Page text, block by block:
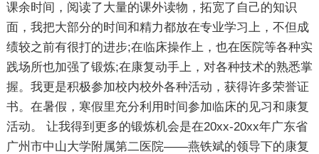
课余时间，阅读了大量的课外读物，拓宽了自己的知识
面，我把大部分的时间和精力都放在专业学习上，不但成
绩较之前有很打的进步;在临床操作上，也在医院等各种实
践场所也加强了锻炼;在康复动手上，对各种技术的熟悉掌
握。我更是积极参加校内校外各种活动，获得许多荣誉证
书。在暑假，寒假里充分利用时间参加临床的见习和康复
活动。 让我得到更多的锻炼机会是在20xx-20xx年广东省
广州市中山大学附属第二医院――燕铁斌的领导下的康复